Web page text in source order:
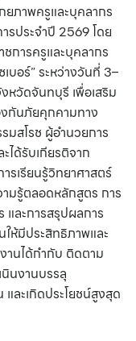
ยภาพครูและบุคลากร
รประจำปี 2569โดย
การครูและบุคลากร
บอร์” ระหว่างวันที่ 3–
วัดจันทบุรี เพื่อเสริม
งกันภัยคุกคามทาง
มสโรช ผู้อำนวยการ
ได้รับเกียรติจาก
รเรียนรู้วิทยาศาสตร์
ามรู้ตลอดหลักสูตร การ
และการสรุปผลการ
ห้มีประสิทธิภาพและ
านได้กำกับ ติดตาม
นินงานบรรลุ
และเกิดประโยชน์สูงสุด